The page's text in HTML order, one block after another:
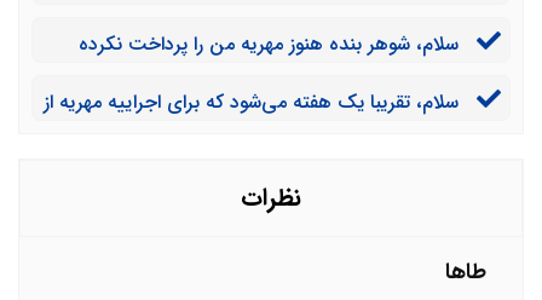
پرداخت مهریه اقدام کند. می‌خواستم بدانم که اگر مهریه را در
انجام بدهم؟
سلام، شوهر بنده هنوز مهریه من را پرداخت نکرده
می‌توانم به لحاظ قانونی او را ممنوع الخروج کنم؟
سلام، تقریبا یک هفته می‌شود که برای اجراییه مهریه از
ممنوع الخروج کردن همسر را بابت مهریه بدهم؟
نظرات
طاها